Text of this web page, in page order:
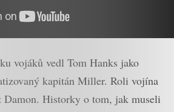
vojáků vedl Tom Hanks jako
kapitán Miller. Roli vojína
Damon. Historky o tom, jak museli